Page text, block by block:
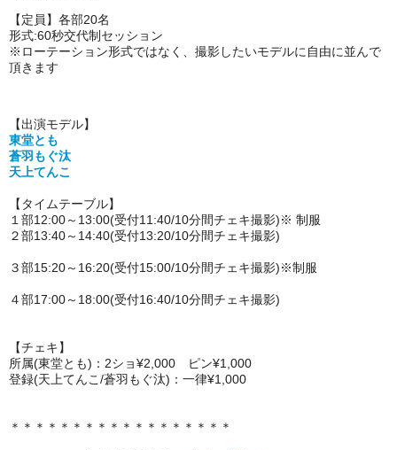
【定員】各部20名
形式:60秒交代制セッション
※ローテーション形式ではなく、撮影したいモデルに自由に並んで
頂きます
【出演モデル】
東堂とも
蒼羽もぐ汰
天上てんこ
【タイムテーブル】
１部12:00～13:00(受付11:40/10分間チェキ撮影)※ 制服
２部13:40～14:40(受付13:20/10分間チェキ撮影)
３部15:20～16:20(受付15:00/10分間チェキ撮影)※制服
４部17:00～18:00(受付16:40/10分間チェキ撮影)
【チェキ】
所属(東堂とも)：2ショ¥2,000 ピン¥1,000
登録(天上てんこ/蒼羽もぐ汰)：一律¥1,000
＊＊＊＊＊＊＊＊＊＊＊＊＊＊＊＊＊＊